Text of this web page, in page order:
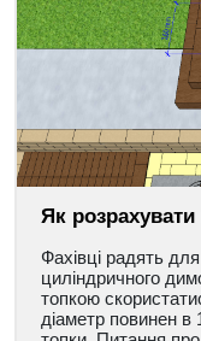
Як
Фахівці радять
циліндричного
топкою
діаметр повинен в